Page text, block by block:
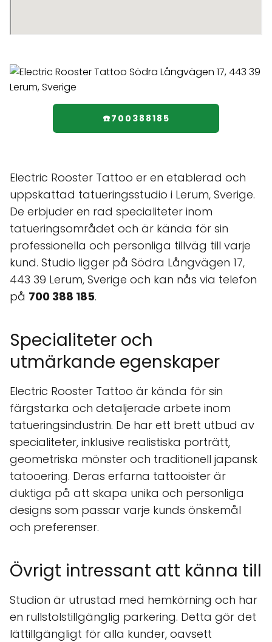
☎️700388185
Electric Rooster Tattoo er en etablerad och
uppskattad tatueringsstudio i Lerum, Sverige.
De erbjuder en rad specialiteter inom
tatueringsområdet och är kända för sin
professionella och personliga tillväg till varje
kund. Studio ligger på Södra Långvägen 17,
443 39 Lerum, Sverige och kan nås via telefon
på 700 388 185.
Specialiteter och
utmärkande egenskaper
Electric Rooster Tattoo är kända för sin
färgstarka och detaljerade arbete inom
tatueringsindustrin. De har ett brett utbud av
specialiteter, inklusive realistiska porträtt,
geometriska mönster och traditionell japansk
tatooering. Deras erfarna tattooister är
duktiga på att skapa unika och personliga
designs som passar varje kunds önskemål
och preferenser.
Övrigt intressant att känna till
Studion är utrustad med hemkörning och har
en rullstolstillgänglig parkering. Detta gör det
lättillgängligt för alla kunder, oavsett